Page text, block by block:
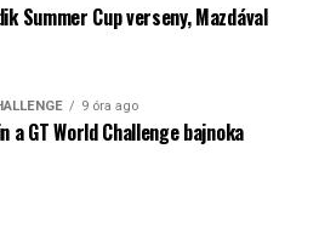
Summer Cup verseny, Mazdával
9 óra ago
a GT World Challenge bajnoka